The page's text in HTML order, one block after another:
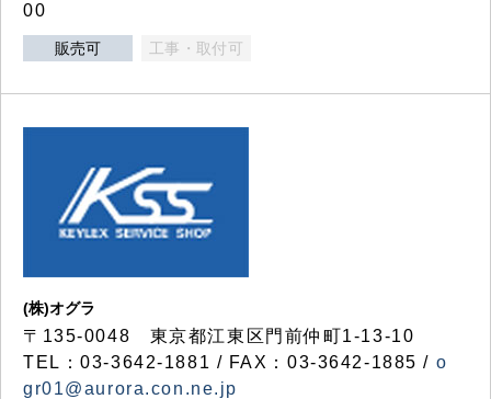
00
販売可 工事・取付可
(株)オグラ
〒135-0048 東京都江東区門前仲町1-13-10
TEL：03-3642-1881 / FAX：03-3642-1885 / o
gr01@aurora.con.ne.jp